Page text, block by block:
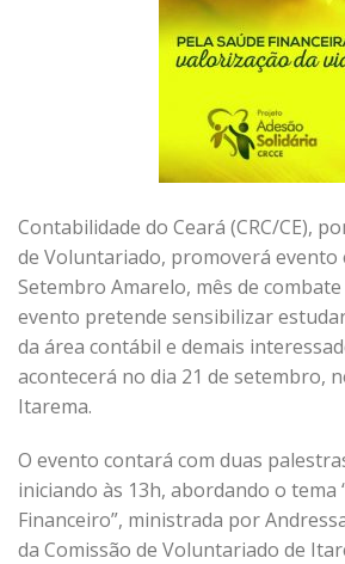
Contabilidade do Ceará (CRC/CE),
de Voluntariado, promoverá evento
Setembro Amarelo, mês de combate
evento pretende sensibilizar
da área contábil e demais
acontecerá no dia 21 de setembro,
Itarema.
O evento contará com duas
iniciando às 13h, abordando o tema
Financeiro”, ministrada por
da Comissão de Voluntariado de